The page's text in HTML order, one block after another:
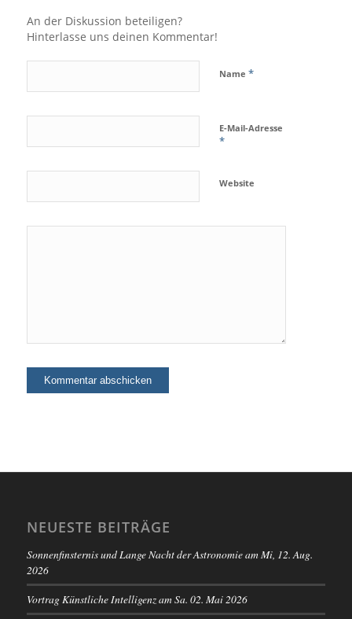
An der Diskussion beteiligen?
Hinterlasse uns deinen Kommentar!
Name *
E-Mail-Adresse
*
Website
NEUESTE BEITRÄGE
Sonnenfinsternis und Lange Nacht der Astronomie am Mi, 12. Aug.
2026
Vortrag Künstliche Intelligenz am Sa. 02. Mai 2026